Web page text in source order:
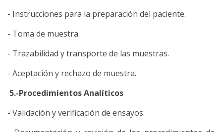
- Instrucciones para la preparación del paciente.
- Toma de muestra.
- Trazabilidad y transporte de las muestras.
- Aceptación y rechazo de muestra.
5.-Procedimientos Analíticos
- Validación y verificación de ensayos.